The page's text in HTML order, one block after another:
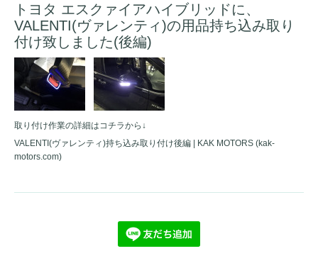
トヨタ エスクァイアハイブリッドに、
VALENTI(ヴァレンティ)の用品持ち込み取り
付け致しました(後編)
取り付け作業の詳細はコチラから↓
VALENTI(ヴァレンティ)持ち込み取り付け後編 | KAK MOTORS (kak-
motors.com)